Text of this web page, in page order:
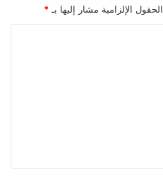
الحقول الإلزامية مشار إليها بـ *